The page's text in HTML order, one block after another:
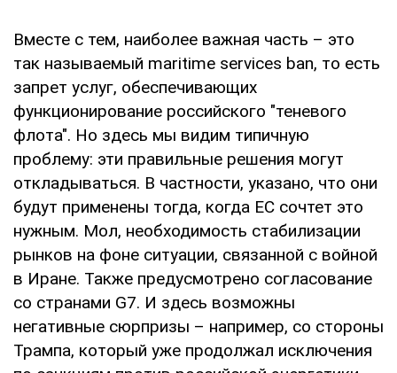
Вместе с тем, наиболее важная часть – это
так называемый maritime services ban, то есть
запрет услуг, обеспечивающих
функционирование российского "теневого
флота". Но здесь мы видим типичную
проблему: эти правильные решения могут
откладываться. В частности, указано, что они
будут применены тогда, когда ЕС сочтет это
нужным. Мол, необходимость стабилизации
рынков на фоне ситуации, связанной с войной
в Иране. Также предусмотрено согласование
со странами G7. И здесь возможны
негативные сюрпризы – например, со стороны
Трампа, который уже продолжал исключения